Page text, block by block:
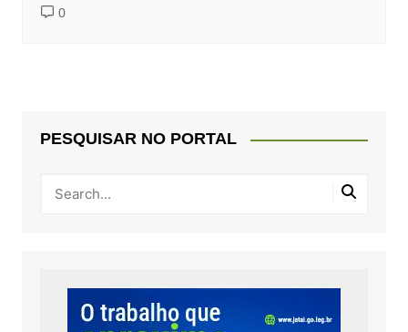
0
PESQUISAR NO PORTAL